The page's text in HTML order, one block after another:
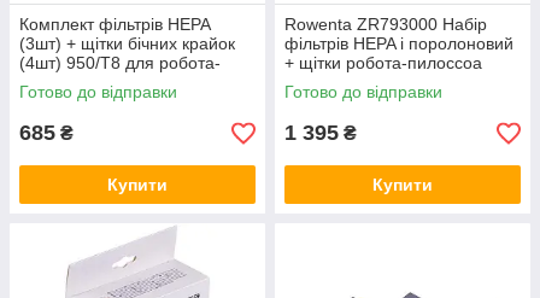
Комплект фільтрів HEPA
(3шт) + щітки бічних крайок
(4шт) 950/T8 для робота-
пилососа DEEBOT OZMO
Готово до відправки
685 ₴
Купити
Rowenta ZR793000 Набір
фільтрів HEPA і поролоновий
+ щітки робота-пилоссоа
Готово до відправки
1 395 ₴
Купити